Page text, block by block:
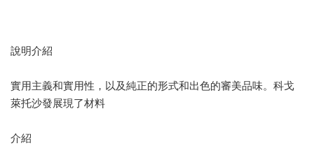
說明介紹
實用主義和實用性，以及純正的形式和出色的審美品味。科戈
萊托沙發展現了材料
介紹